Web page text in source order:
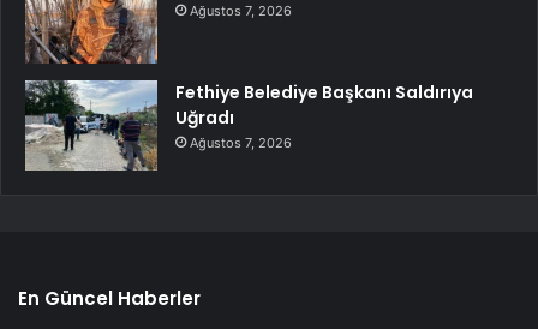
Ağustos 7, 2026
Fethiye Belediye Başkanı Saldırıya
Uğradı
Ağustos 7, 2026
En Güncel Haberler